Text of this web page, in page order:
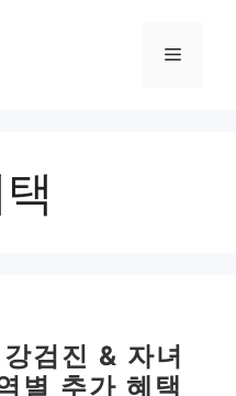
메
검진 & 자녀
별 추가 혜택